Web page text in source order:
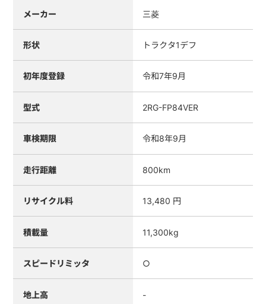
メーカー 三菱
形状 トラクタ1デフ
初年度登録 令和7年9月
型式 2RG-FP84VER
車検期限 令和8年9月
走行距離 800km
リサイクル料 13,480 円
積載量 11,300kg
スピードリミッタ ○
地上高 -